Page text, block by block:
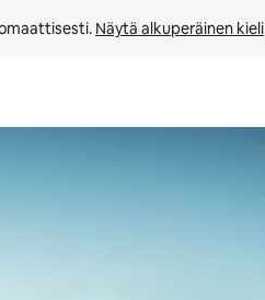
Näytä alkuperäinen kieli